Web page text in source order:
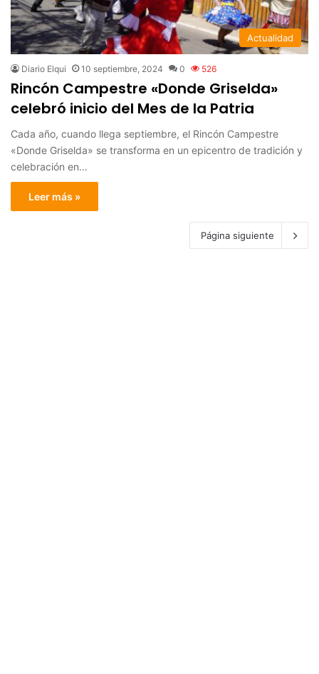
Actualidad
Diario Elqui 10 septiembre, 2024 0 526
Rincón Campestre «Donde Griselda»
celebró inicio del Mes de la Patria
Cada año, cuando llega septiembre, el Rincón Campestre
«Donde Griselda» se transforma en un epicentro de tradición y
celebración en…
Leer más »
Página siguiente